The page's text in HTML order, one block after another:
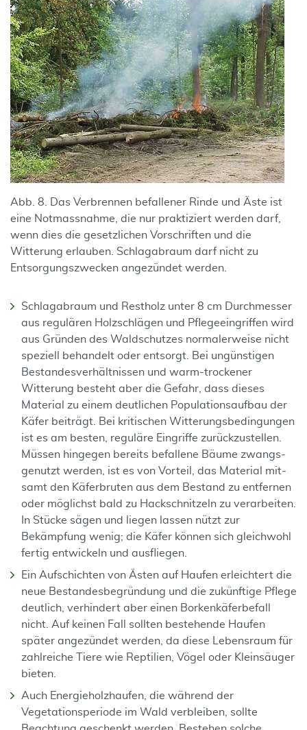
Abb. 8. Das Verbrennen befallener Rinde und Äste ist
eine Notmassnahme, die nur praktiziert werden darf,
wenn dies die gesetzlichen Vorschriften und die
Witterung erlauben. Schlagabraum darf nicht zu
Entsorgungszwecken angezündet werden.
Schlagabraum und Restholz unter 8 cm Durchmesser
aus regulären Holz­schlägen und Pflege­ein­griffen wird
aus Gründen des Wald­schutzes normaler­weise nicht
speziell behandelt oder entsorgt. Bei ungünstigen
Bestandes­verhältnissen und warm-trockener
Witterung besteht aber die Gefahr, dass dieses
Material zu einem deut­lichen Populations­aufbau der
Käfer beiträgt. Bei kritischen Witterungs­bedingungen
ist es am besten, reguläre Eingriffe zurückzustellen.
Müssen hin­gegen bereits befallene Bäume zwangs­
genutzt werden, ist es von Vor­teil, das Material mit­
samt den Käfer­bruten aus dem Be­stand zu entfernen
oder möglichst bald zu Hack­schnitzeln zu ver­arbeiten.
In Stücke sägen und liegen lassen nützt zur
Bekämpfung wenig; die Käfer können sich gleichwohl
fertig entwickeln und ausfliegen.
Ein Aufschichten von Ästen auf Haufen erleichtert die
neue Bestandesbegründung und die zukünftige Pflege
deutlich, verhindert aber einen Borkenkäferbefall
nicht. Auf keinen Fall sollten bestehende Haufen
später angezündet werden, da diese Lebensraum für
zahlreiche Tiere wie Reptilien, Vögel oder Kleinsäuger
bieten.
Auch Energieholzhaufen, die während der
Vegetationsperiode im Wald verbleiben, sollte